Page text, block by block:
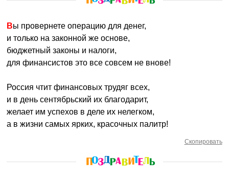
Вы провернете операцию для денег,
и только на законной же основе,
бюджетный законы и налоги,
для финансистов это все совсем не внове!
Россия чтит финансовых трудяг всех,
и в день сентябрьский их благодарит,
желает им успехов в деле их нелегком,
а в жизни самых ярких, красочных палитр!
Скопировать